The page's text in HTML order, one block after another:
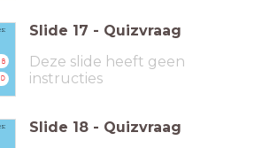
B
D
Slide 17 - Quizvraag
Deze slide heeft geen
instructies
Slide 18 - Quizvraag